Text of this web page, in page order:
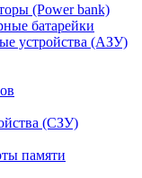
(Power bank)
батарейки
устройства (АЗУ)
(СЗУ)
памяти